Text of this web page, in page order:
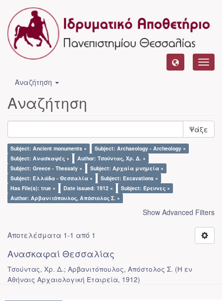
Αναζήτηση
Αναζήτηση
Ψάξε
Subject: Ancient monuments ×
Subject: Archaeology - Archeology ×
Subject: Ανασκαφές ×
Author: Τσούντας, Χρ. Δ. ×
Subject: Greece - Thessaly ×
Subject: Αρχαία μνημεία ×
Subject: Ελλάδα - Θεσσαλία ×
Subject: Excavations ×
Has File(s): true ×
Date issued: 1912 ×
Subject: Έρευνες ×
Author: Αρβανιτόπουλος, Απόστολος Σ. ×
Show Advanced Filters
Αποτελέσματα 1-1 από 1
Ανασκαφαί Θεσσαλίας
Τσούντας, Χρ. Δ.; Αρβανιτόπουλος, Απόστολος Σ. (Η εν
Αθήναις Αρχαιολογική Εταιρεία, 1912)